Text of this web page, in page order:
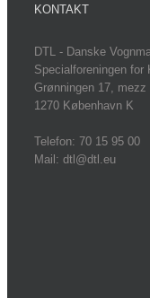
KONTAKT
DTL - Danske
Specialforeningen for
Grønningen 17, mezz
1270 København K
Telefon: 70 15 95 00
Mail: dtl@dtl.eu